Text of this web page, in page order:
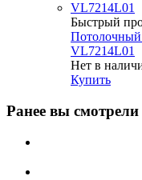
Быстрый
Потолочный
VL7214L01
Нет в
Купить
Ранее вы смотрели